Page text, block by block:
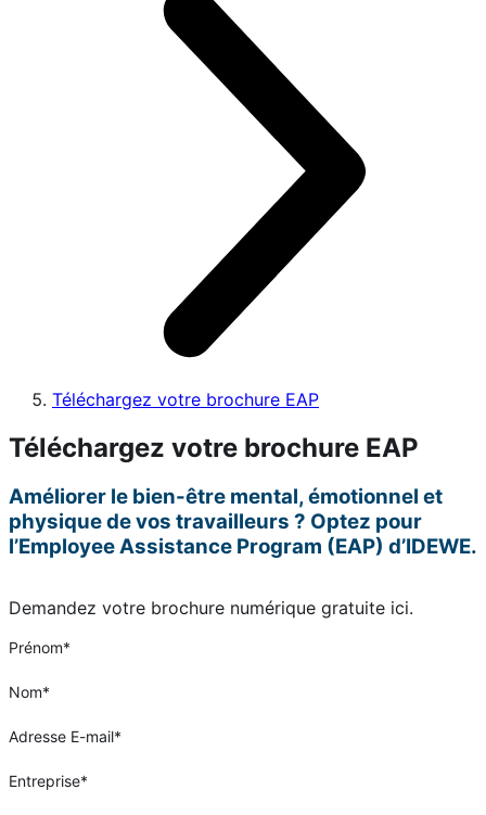
Téléchargez votre brochure EAP
Téléchargez votre brochure EAP
Améliorer le bien-être mental, émotionnel et
physique de vos travailleurs ? Optez pour
l’Employee Assistance Program (EAP) d’IDEWE.
Demandez votre brochure numérique gratuite ici.
Prénom*
Nom*
Adresse E-mail*
Entreprise*